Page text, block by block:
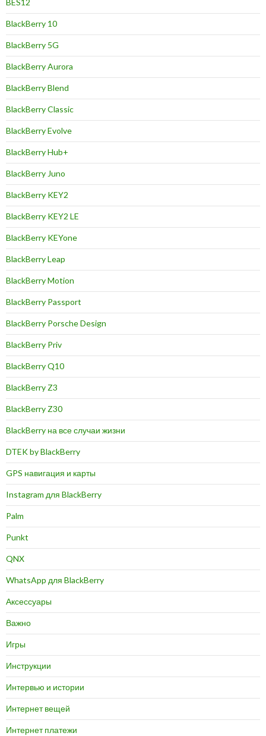
BES12
BlackBerry 10
BlackBerry 5G
BlackBerry Aurora
BlackBerry Blend
BlackBerry Classic
BlackBerry Evolve
BlackBerry Hub+
BlackBerry Juno
BlackBerry KEY2
BlackBerry KEY2 LE
BlackBerry KEYone
BlackBerry Leap
BlackBerry Motion
BlackBerry Passport
BlackBerry Porsche Design
BlackBerry Priv
BlackBerry Q10
BlackBerry Z3
BlackBerry Z30
BlackBerry на все случаи жизни
DTEK by BlackBerry
GPS навигация и карты
Instagram для BlackBerry
Palm
Punkt
QNX
WhatsApp для BlackBerry
Аксессуары
Важно
Игры
Инструкции
Интервью и истории
Интернет вещей
Интернет платежи